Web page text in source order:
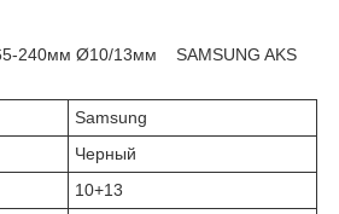
240мм Ø10/13мм SAMSUNG AKS
Samsung
Черный
10+13